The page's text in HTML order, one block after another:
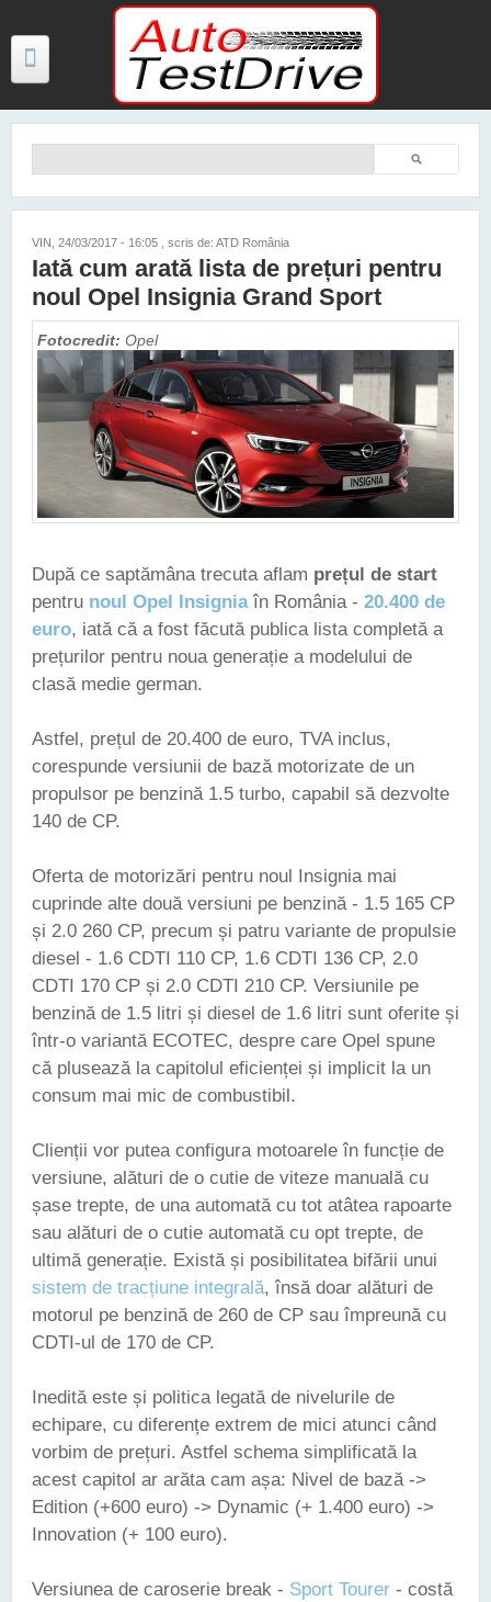
Mergi la conţinutul principal
TESTE
FOTO
PREȚURI MODELE NOI
MAȘINI ELECTRICE ȘI HIBRID
CONTACT
Căutare
VIN, 24/03/2017 - 16:05 , scris de: ATD România
Iată cum arată lista de prețuri pentru
noul Opel Insignia Grand Sport
Fotocredit: Opel
După ce saptămâna trecuta aflam prețul de start
pentru noul Opel Insigniaîn România - 20.400 de
euro, iată că a fost făcută publica lista completă a
prețurilor pentru noua generație a modelului de
clasă medie german.
Astfel, prețul de 20.400 de euro, TVA inclus,
corespunde versiunii de bază motorizate de un
propulsor pe benzină 1.5 turbo, capabil să dezvolte
140 de CP.
Oferta de motorizări pentru noul Insignia mai
cuprinde alte două versiuni pe benzină - 1.5 165 CP
și 2.0 260 CP, precum și patru variante de propulsie
diesel - 1.6 CDTI 110 CP, 1.6 CDTI 136 CP, 2.0
CDTI 170 CP și 2.0 CDTI 210 CP. Versiunile pe
benzină de 1.5 litri și diesel de 1.6 litri sunt oferite și
într-o variantă ECOTEC, despre care Opel spune
că plusează la capitolul eficienței și implicit la un
consum mai mic de combustibil.
Clienții vor putea configura motoarele în funcție de
versiune, alături de o cutie de viteze manuală cu
șase trepte, de una automată cu tot atâtea rapoarte
sau alături de o cutie automată cu opt trepte, de
ultimă generație. Există și posibilitatea bifării unui
sistem de tracțiune integrală, însă doar alături de
motorul pe benzină de 260 de CP sau împreună cu
CDTI-ul de 170 de CP.
Inedită este și politica legată de nivelurile de
echipare, cu diferențe extrem de mici atunci când
vorbim de prețuri. Astfel schema simplificată la
acest capitol ar arăta cam așa: Nivel de bază ->
Edition (+600 euro) -> Dynamic (+ 1.400 euro) ->
Innovation (+ 100 euro).
Versiunea de caroserie break - Sport Tourer - costă